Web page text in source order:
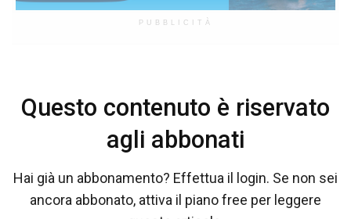
PUBBLICITÀ
Questo contenuto è riservato
agli abbonati
Hai già un abbonamento? Effettua il login. Se non sei
ancora abbonato, attiva il piano free per leggere